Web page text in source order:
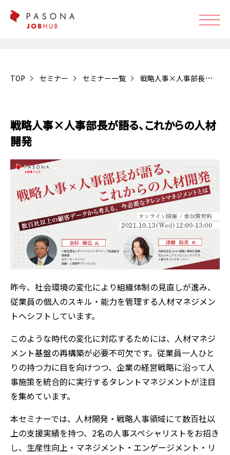
TOP セミナー セミナー一覧 戦略人事×人事部長が語る、これからの人材開発
戦略人事×人事部長が語る、これからの人材
開発
昨今、社会環境の変化により組織体制の見直しが進み、
従業員の個人のスキル・能力を管理する人材マネジメン
トへシフトしています。
このような時代の変化に対応するためには、人材マネジ
メント基盤の再構築が必要不可欠です。従業員一人ひと
りの持つ力に目を向けつつ、企業の経営戦略に沿って人
事施策を統合的に実行するタレントマネジメントが注目
を集めています。
本セミナーでは、人材開発・戦略人事領域にて数百社以
上の支援実績を持つ、2名の人事スペシャリストをお招き
し、生産性向上・マネジメント・エンゲージメント・リ